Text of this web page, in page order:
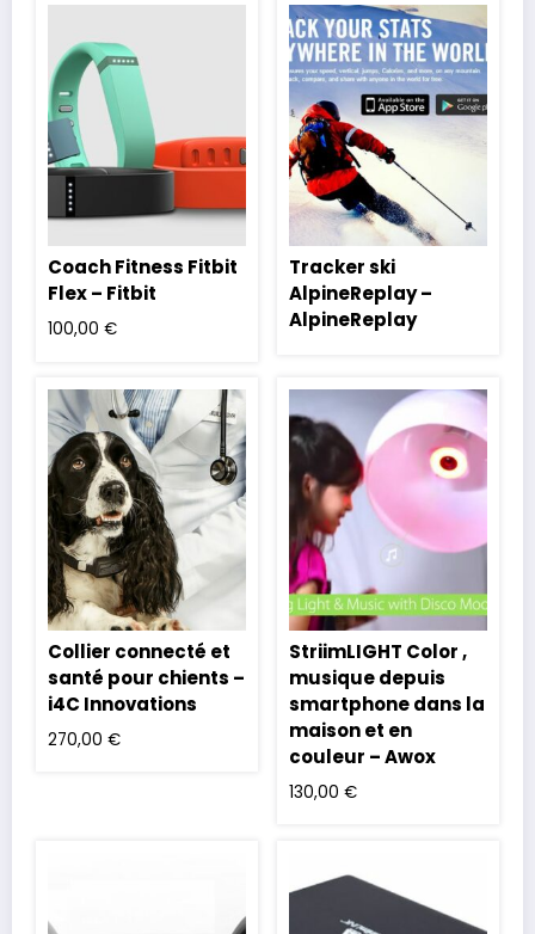
Coach Fitness Fitbit
Flex – Fitbit
100,00 €
Tracker ski
AlpineReplay –
AlpineReplay
Collier connecté et
santé pour chients –
i4C Innovations
270,00 €
StriimLIGHT Color ,
musique depuis
smartphone dans la
maison et en
couleur – Awox
130,00 €